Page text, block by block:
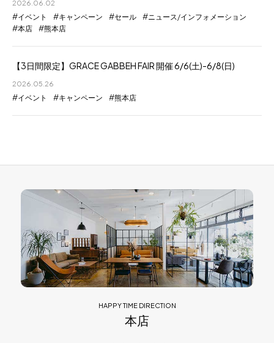
2026.06.02
イベント キャンペーン セール
ニュース/インフォメーション
本店
熊本店
【3日間限定】GRACE GABBEH FAIR 開催 6/6(土)-6/8(日)
2026.05.26
イベント キャンペーン 熊本店
HAPPY TIME DIRECTION
本店